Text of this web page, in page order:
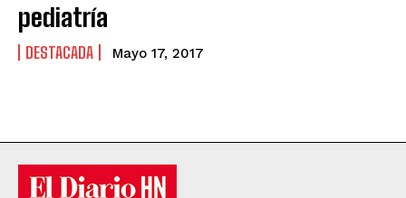
pediatría
DESTACADA Mayo 17, 2017